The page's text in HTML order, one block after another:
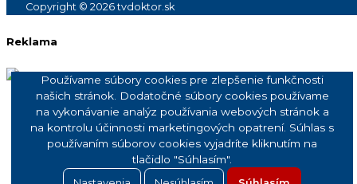
Copyright © 2026 tvdoktor.sk
Reklama
Používame súbory cookies pre zlepšenie funkčnosti
našich stránok. Dodatočné súbory cookies používame
na vykonávanie analýz používania webových stránok a
na kontrolu účinnosti marketingových opatrení. Súhlas s
používaním súborov cookies vyjadríte kliknutím na
tlačidlo "Súhlasím".